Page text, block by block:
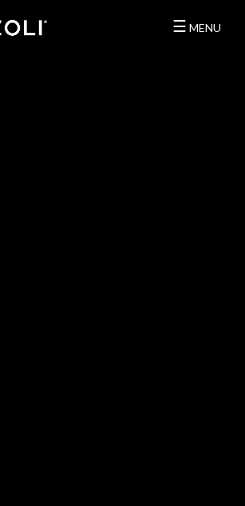
☰ MENU